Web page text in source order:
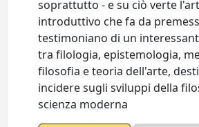
soprattutto - e su ciò verte
introduttivo che fa da
testimoniano di un
tra filologia, epistemologia,
filosofia e teoria dell'arte,
incidere sugli sviluppi della
scienza moderna